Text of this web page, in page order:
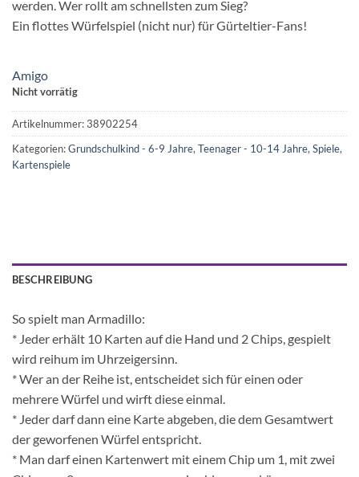
werden. Wer rollt am schnellsten zum Sieg?
Ein flottes Würfelspiel (nicht nur) für Gürteltier-Fans!
Amigo
Nicht vorrätig
Artikelnummer:38902254
Kategorien:Grundschulkind - 6-9 Jahre, Teenager - 10-14 Jahre, Spiele,
Kartenspiele
BESCHREIBUNG
So spielt man Armadillo:
* Jeder erhält 10 Karten auf die Hand und 2 Chips, gespielt
wird reihum im Uhrzeigersinn.
* Wer an der Reihe ist, entscheidet sich für einen oder
mehrere Würfel und wirft diese einmal.
* Jeder darf dann eine Karte abgeben, die dem Gesamtwert
der geworfenen Würfel entspricht.
* Man darf einen Kartenwert mit einem Chip um 1, mit zwei